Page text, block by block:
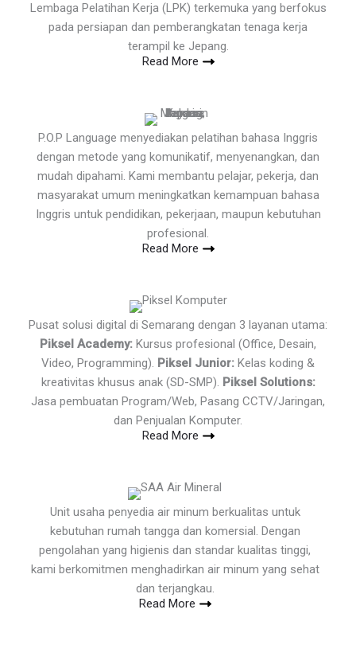
Lembaga Pelatihan Kerja (LPK) terkemuka yang berfokus
pada persiapan dan pemberangkatan tenaga kerja
terampil ke Jepang.
Read More
P.O.P Language menyediakan pelatihan bahasa Inggris
dengan metode yang komunikatif, menyenangkan, dan
mudah dipahami. Kami membantu pelajar, pekerja, dan
masyarakat umum meningkatkan kemampuan bahasa
Inggris untuk pendidikan, pekerjaan, maupun kebutuhan
profesional.
Read More
Pusat solusi digital di Semarang dengan 3 layanan utama:
Piksel Academy: Kursus profesional (Office, Desain,
Video, Programming). Piksel Junior: Kelas koding &
kreativitas khusus anak (SD-SMP). Piksel Solutions:
Jasa pembuatan Program/Web, Pasang CCTV/Jaringan,
dan Penjualan Komputer.
Read More
Unit usaha penyedia air minum berkualitas untuk
kebutuhan rumah tangga dan komersial. Dengan
pengolahan yang higienis dan standar kualitas tinggi,
kami berkomitmen menghadirkan air minum yang sehat
dan terjangkau.
Read More